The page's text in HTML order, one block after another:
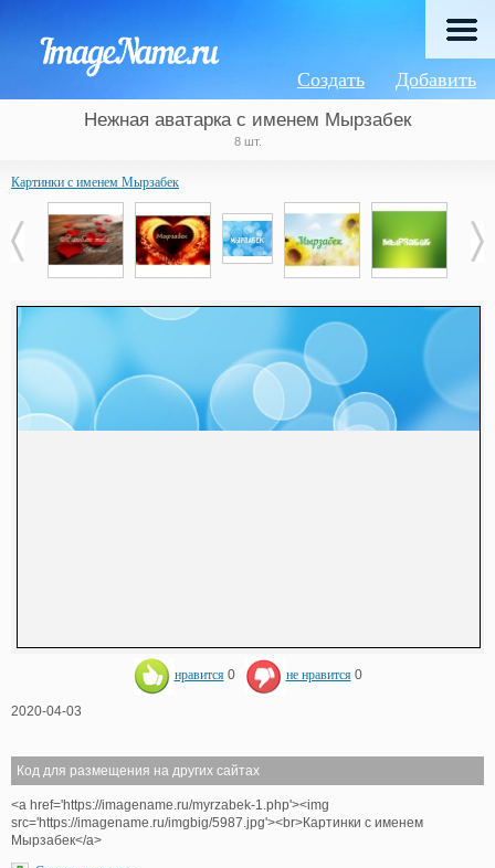
Добавить
Создать
Нежная аватарка с именем Мырзабек
8 шт.
Картинки с именем Мырзабек
нравится 0 не нравится 0
2020-04-03
Код для размещения на других сайтах
<a href='https://imagename.ru/myrzabek-1.php'><img
src='https://imagename.ru/imgbig/5987.jpg'><br>Картинки с именем
Мырзабек</a>